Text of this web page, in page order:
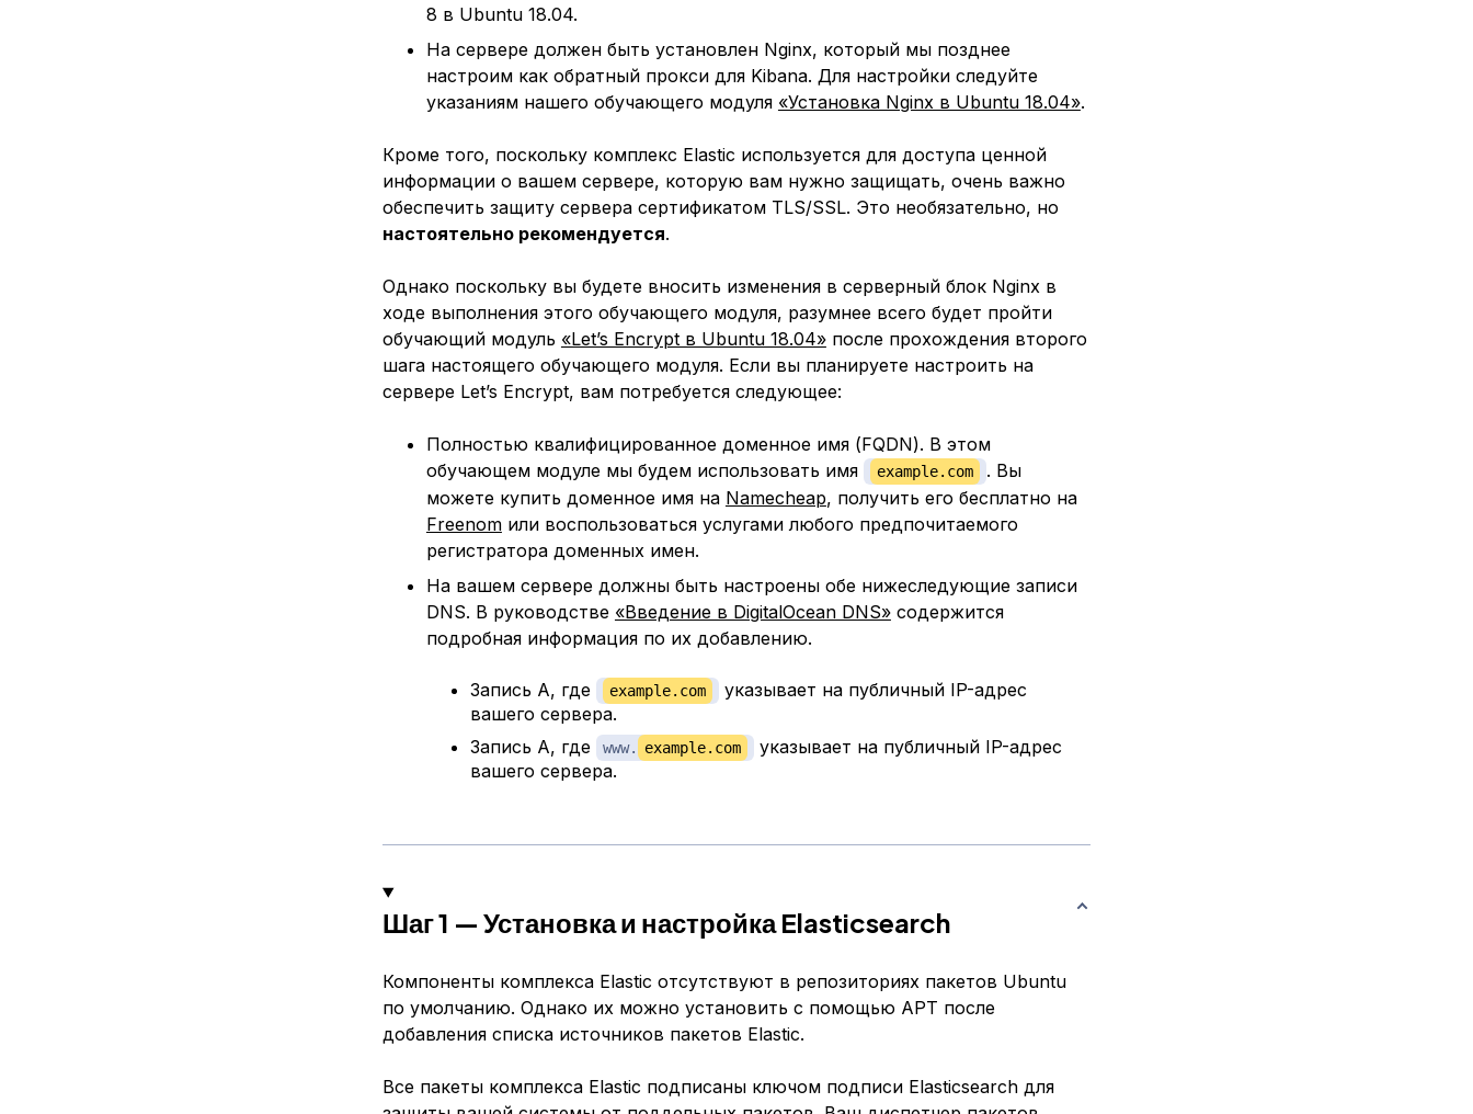
8 в Ubuntu 18.04.
На сервере должен быть установлен Nginx, который мы позднее
настроим как обратный прокси для Kibana. Для настройки следуйте
указаниям нашего обучающего модуля «Установка Nginx в Ubuntu 18.04».
Кроме того, поскольку комплекс Elastic используется для доступа ценной
информации о вашем сервере, которую вам нужно защищать, очень важно
обеспечить защиту сервера сертификатом TLS/SSL. Это необязательно, но
настоятельно рекомендуется.
Однако поскольку вы будете вносить изменения в серверный блок Nginx в
ходе выполнения этого обучающего модуля, разумнее всего будет пройти
обучающий модуль «Let’s Encrypt в Ubuntu 18.04»после прохождения второго
шага настоящего обучающего модуля. Если вы планируете настроить на
сервере Let’s Encrypt, вам потребуется следующее:
Полностью квалифицированное доменное имя (FQDN). В этом
обучающем модуле мы будем использовать имя
example.com
. Вы
можете купить доменное имя на Namecheap, получить его бесплатно на
Freenomили воспользоваться услугами любого предпочитаемого
регистратора доменных имен.
На вашем сервере должны быть настроены обе нижеследующие записи
DNS. В руководстве «Введение в DigitalOcean DNS»содержится
подробная информация по их добавлению.
Запись A, где example.com
указывает на публичный IP-адрес
вашего сервера.
Запись A, где
www. example.com
указывает на публичный IP-адрес
вашего сервера.
Шаг 1 — Установка и настройка Elasticsearch
Компоненты комплекса Elastic отсутствуют в репозиториях пакетов Ubuntu
по умолчанию. Однако их можно установить с помощью APT после
добавления списка источников пакетов Elastic.
Все пакеты комплекса Elastic подписаны ключом подписи Elasticsearch для